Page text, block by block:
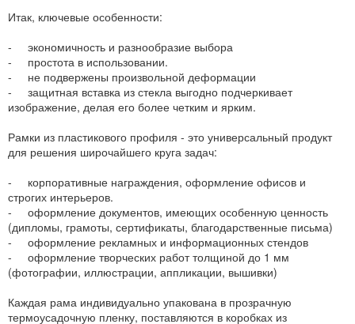
Итак, ключевые особенности:
- экономичность и разнообразие выбора
- простота в использовании.
- не подвержены произвольной деформации
- защитная вставка из стекла выгодно подчеркивает
изображение, делая его более четким и ярким.
Рамки из пластикового профиля - это универсальный продукт
для решения широчайшего круга задач:
- корпоративные награждения, оформление офисов и
строгих интерьеров.
- оформление документов, имеющих особенную ценность
(дипломы, грамоты, сертификаты, благодарственные письма)
- оформление рекламных и информационных стендов
- оформление творческих работ толщиной до 1 мм
(фотографии, иллюстрации, аппликации, вышивки)
Каждая рама индивидуально упакована в прозрачную
термоусадочную пленку, поставляются в коробках из